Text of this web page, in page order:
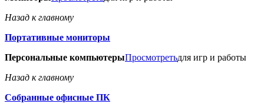
Назад к главному
Портативные мониторы
Персональные компьютерыПросмотретьдля игр и работы
Назад к главному
Собранные офисные ПК